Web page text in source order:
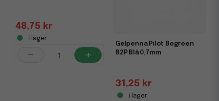
48,75 kr
i lager
- +
Gelpenna Pilot Begreen
B2P Blå 0,7mm
31,25 kr
i lager